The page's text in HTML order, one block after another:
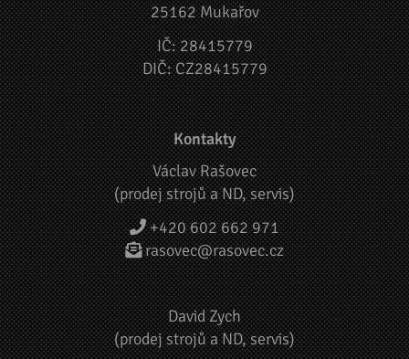
25162 Mukařov
IČ: 28415779
DIČ: CZ28415779
Kontakty
Václav Rašovec
(prodej strojů a ND, servis)
+420 602 662 971
rasovec@rasovec.cz
David Zych
(prodej strojů a ND, servis)